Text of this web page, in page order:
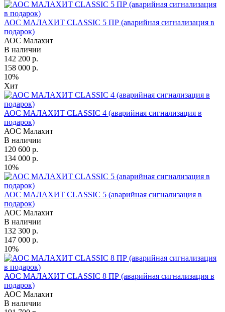
АОС МАЛАХИТ CLASSIC 5 ПР (аварийная сигнализация в
подарок)
АОС Малахит
В наличии
142 200 р.
158 000 р.
10%
Хит
АОС МАЛАХИТ CLASSIC 4 (аварийная сигнализация в
подарок)
АОС Малахит
В наличии
120 600 р.
134 000 р.
10%
АОС МАЛАХИТ CLASSIC 5 (аварийная сигнализация в
подарок)
АОС Малахит
В наличии
132 300 р.
147 000 р.
10%
АОС МАЛАХИТ CLASSIC 8 ПР (аварийная сигнализация в
подарок)
АОС Малахит
В наличии